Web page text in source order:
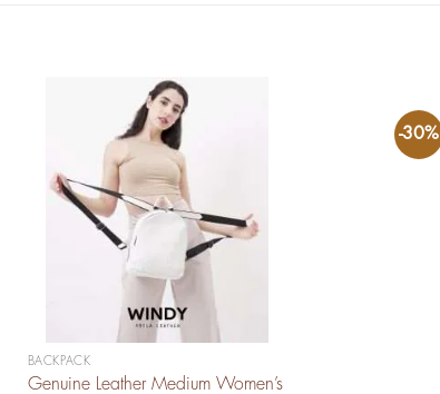
BACKPACK
Genuine Leather Medium Women’s
-30%